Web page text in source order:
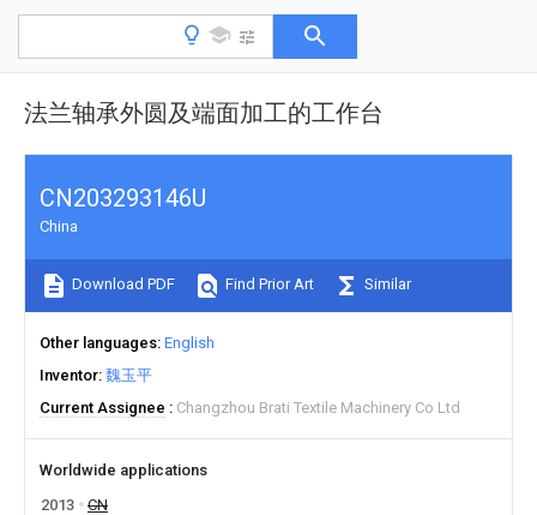
法兰轴承外圆及端面加工的工作台
CN203293146U
China
Download PDF Find Prior Art Similar
Other languages English
Inventor 魏玉平
Current Assignee
Changzhou Brati Textile Machinery Co Ltd
Worldwide applications
2013
CN